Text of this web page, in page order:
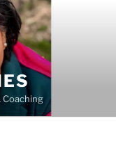
Coaching